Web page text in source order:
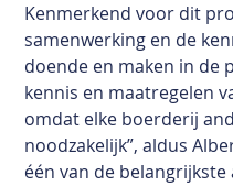
Kenmerkend voor dit
samenwerking en de
doende en maken in de
kennis en maatregelen
omdat elke boerderij
noodzakelijk”, aldus
één van de